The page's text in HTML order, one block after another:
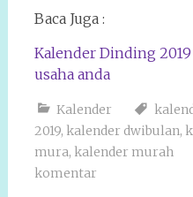
Baca Juga :
Kalender Dinding
usaha anda
Kalender
2019, kalender dwibulan,
mura, kalender murah
komentar